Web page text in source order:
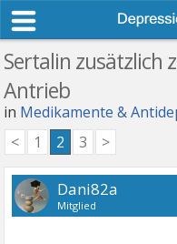
Sertalin zusätzlich
Antrieb
in Medikamente &
< 1 2 3 >
Dani82a
Mitglied